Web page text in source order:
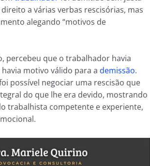
a várias verbas rescisórias, mas
alegando “motivos de
percebeu que o trabalhador havia
motivo válido para a demissão.
possível negociar uma rescisão que
do que lhe era devido, mostrando
trabalhista competente e experiente,